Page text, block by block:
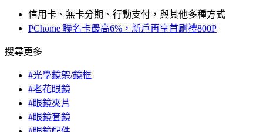
信用卡、無卡分期、行動支付，與其他多種方式
PChome 聯名卡最高6%，新戶再享首刷禮800P
搜尋更多
#光學鏡架/鏡框
#老花眼鏡
#眼鏡夾片
#眼鏡套鏡